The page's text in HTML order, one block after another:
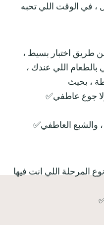
، في الوقت اللي تحبه
طريق اختبار بسيط ،
بالطعام اللي عندك ،
جوع عاطفي
والشبع العاطفي